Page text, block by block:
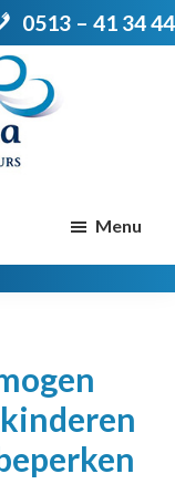
0513 – 41 34 44
Menu